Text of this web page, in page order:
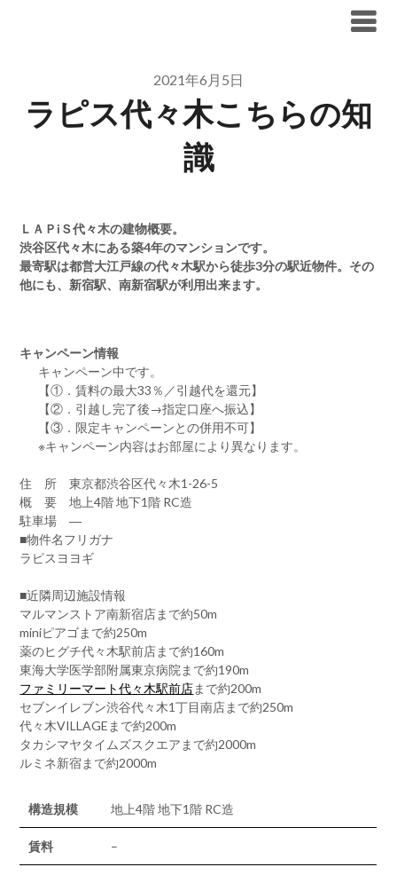
2021年6月5日
ラピス代々木こちらの知
識
ＬＡＰiＳ代々木の建物概要。
渋谷区代々木にある築4年のマンションです。
最寄駅は都営大江戸線の代々木駅から徒歩3分の駅近物件。その
他にも、新宿駅、南新宿駅が利用出来ます。
キャンペーン情報
キャンペーン中です。
【①．賃料の最大33％／引越代を還元】
【②．引越し完了後→指定口座へ振込】
【③．限定キャンペーンとの併用不可】
※キャンペーン内容はお部屋により異なります。
住 所 東京都渋谷区代々木1-26-5
概 要 地上4階 地下1階 RC造
駐車場 ―
■物件名フリガナ
ラピスヨヨギ
■近隣周辺施設情報
マルマンストア南新宿店まで約50m
miniピアゴまで約250m
薬のヒグチ代々木駅前店まで約160m
東海大学医学部附属東京病院まで約190m
ファミリーマート代々木駅前店まで約200m
セブンイレブン渋谷代々木1丁目南店まで約250m
代々木VILLAGEまで約200m
タカシマヤタイムズスクエアまで約2000m
ルミネ新宿まで約2000m
構造規模 地上4階 地下1階 RC造
賃料 –